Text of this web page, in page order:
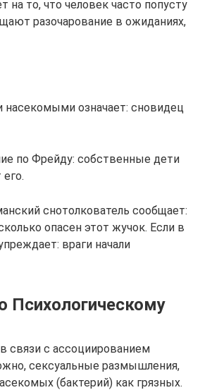
то, что человек часто попусту
разочарование в ожиданиях,
насекомыми означает: сновидец
по Фрейду: собственные дети
снотолкователь сообщает:
опасен этот жучок. Если в
враги начали
Психологическому
связи с ассоциированием
сексуальные размышления,
(бактерий) как грязных.